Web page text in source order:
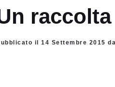
il 14 Settembre 2015